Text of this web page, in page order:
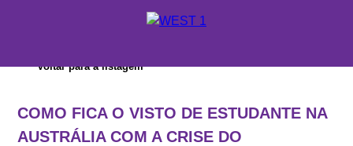
ONDE ESTUDAR
Voltar para a listagem
COMO FICA O VISTO DE ESTUDANTE NA
AUSTRÁLIA COM A CRISE DO